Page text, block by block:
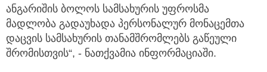
ანგარიშის ბოლოს სამსახურის უფროსმა
მადლობა გადაუხადა პერსონალურ მონაცემთა
დაცვის სამსახურის თანამშრომლებს გაწეული
შრომისთვის“, - ნათქვამია ინფორმაციაში.